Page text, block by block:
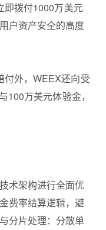
即拨付1000万美元
户资产安全的高度
付外，WEEX还向受
100万美元体验金，
术架构进行全面优
费率结算逻辑，避
分片处理：分散单